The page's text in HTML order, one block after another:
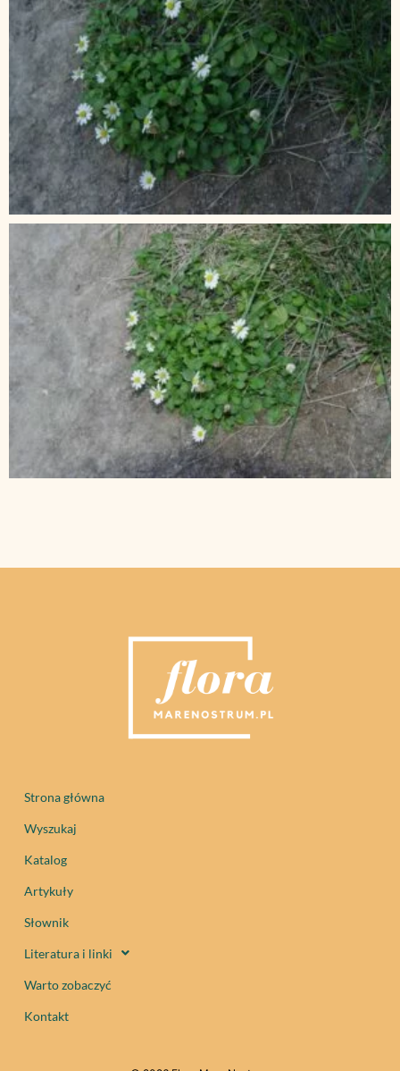
Strona główna
Wyszukaj
Katalog
Artykuły
Słownik
Literatura i linki
Warto zobaczyć
Kontakt